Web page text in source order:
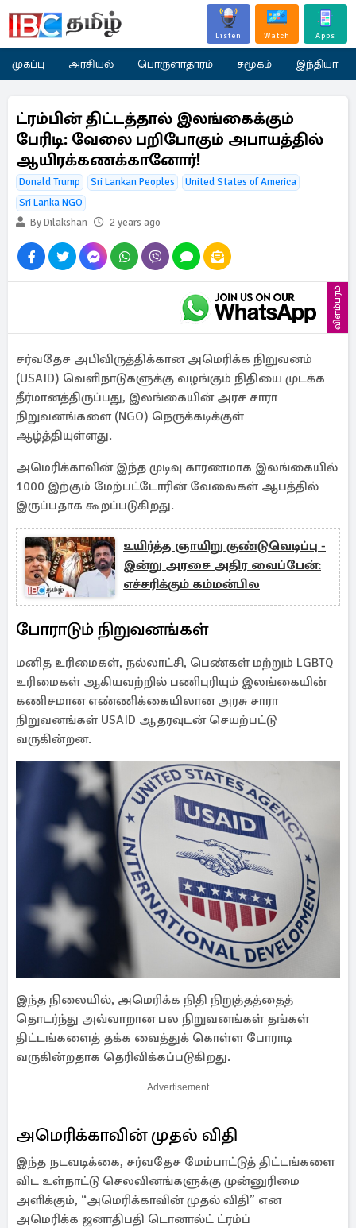
Listen Watch Apps
முகப்பு அரசியல் பொருளாதாரம் சமூகம் இந்தியா
ட்ரம்பின் திட்டத்தால் இலங்கைக்கும்
பேரிடி: வேலை பறிபோகும் அபாயத்தில்
ஆயிரக்கணக்கானோர்!
Donald Trump Sri Lankan Peoples
United States of America
Sri Lanka NGO
By Dilakshan
2 years ago
விளம்பரம்
சர்வதேச அபிவிருத்திக்கான அமெரிக்க நிறுவனம்
(USAID) வெளிநாடுகளுக்கு வழங்கும் நிதியை முடக்க
தீர்மானத்திருப்பது, இலங்கையின் அரச சாரா
நிறுவனங்களை (NGO) நெருக்கடிக்குள்
ஆழ்த்தியுள்ளது.
அமெரிக்காவின் இந்த முடிவு காரணமாக இலங்கையில்
1000 இற்கும் மேற்பட்டோரின் வேலைகள் ஆபத்தில்
இருப்பதாக கூறப்படுகிறது.
உயிர்த்த ஞாயிறு குண்டுவெடிப்பு -
இன்று அரசை அதிர வைப்பேன்:
எச்சரிக்கும் கம்மன்பில
போராடும் நிறுவனங்கள்
மனித உரிமைகள், நல்லாட்சி, பெண்கள் மற்றும் LGBTQ
உரிமைகள் ஆகியவற்றில் பணிபுரியும் இலங்கையின்
கணிசமான எண்ணிக்கையிலான அரசு சாரா
நிறுவனங்கள் USAID ஆதரவுடன் செயற்பட்டு
வருகின்றன.
இந்த நிலையில், அமெரிக்க நிதி நிறுத்தத்தைத்
தொடர்ந்து அவ்வாறான பல நிறுவனங்கள் தங்கள்
திட்டங்களைத் தக்க வைத்துக் கொள்ள போராடி
வருகின்றதாக தெரிவிக்கப்படுகிறது.
Advertisement
அமெரிக்காவின் முதல் விதி
இந்த நடவடிக்கை, சர்வதேச மேம்பாட்டுத் திட்டங்களை
விட உள்நாட்டு செலவினங்களுக்கு முன்னுரிமை
அளிக்கும், “அமெரிக்காவின் முதல் விதி” என
அமெரிக்க ஜனாதிபதி டொனால்ட் ட்ரம்ப்